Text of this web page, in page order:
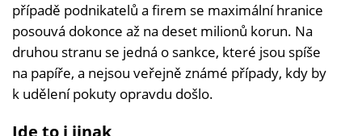
případě podnikatelů a firem se maximální hranice
posouvá dokonce až na deset milionů korun. Na
druhou stranu se jedná o sankce, které jsou spíše
na papíře, a nejsou veřejně známé případy, kdy by
k udělení pokuty opravdu došlo.